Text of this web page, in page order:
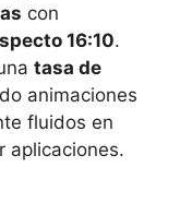
con
16:10.
tasa de
animaciones
fluidos en
aplicaciones.